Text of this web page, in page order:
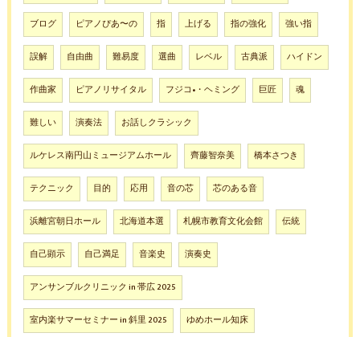
ブログ ピアノぴあ〜の 指 上げる 指の強化 強い指
誤解 自由曲 難易度 選曲 レベル 古典派 ハイドン
作曲家 ピアノリサイタル フジコ•・ヘミング 巨匠 魂
難しい 演奏法 お話しクラシック
ルケレス南円山ミュージアムホール 齊藤智奈美 橋本さつき
テクニック 目的 応用 音の芯 芯のある音
浜離宮朝日ホール 北海道本選 札幌市教育文化会館 伝統
自己顕示 自己満足 音楽史 演奏史
アンサンブルクリニック in 帯広 2025
室内楽サマーセミナー in 斜里 2025 ゆめホール知床